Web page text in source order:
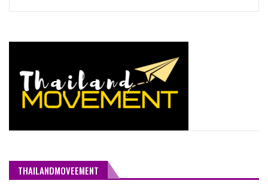
THAILANDMOVEEMENT